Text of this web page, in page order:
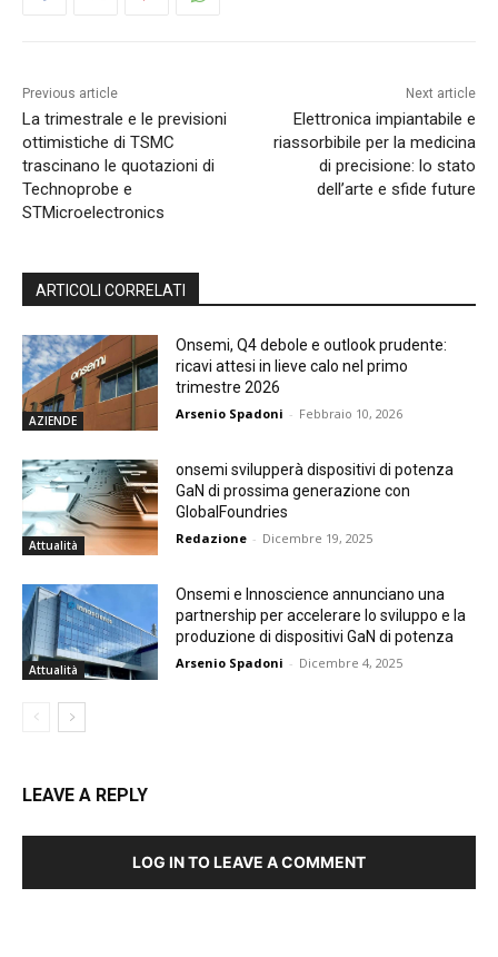
Previous article
La trimestrale e le previsioni
ottimistiche di TSMC
trascinano le quotazioni di
Technoprobe e
STMicroelectronics
Next article
Elettronica impiantabile e
riassorbibile per la medicina
di precisione: lo stato
dell’arte e sfide future
ARTICOLI CORRELATI
AZIENDE
Onsemi, Q4 debole e outlook prudente:
ricavi attesi in lieve calo nel primo
trimestre 2026
Arsenio Spadoni - Febbraio 10, 2026
Attualità
onsemi svilupperà dispositivi di potenza
GaN di prossima generazione con
GlobalFoundries
Redazione - Dicembre 19, 2025
Attualità
Onsemi e Innoscience annunciano una
partnership per accelerare lo sviluppo e la
produzione di dispositivi GaN di potenza
Arsenio Spadoni - Dicembre 4, 2025
LEAVE A REPLY
LOG IN TO LEAVE A COMMENT